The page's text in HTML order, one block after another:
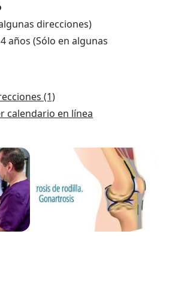
direcciones)
años (Sólo en algunas
(1)
calendario en línea